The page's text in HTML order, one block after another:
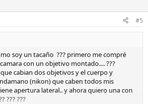
#5
soy un tacaño ??? primero me compré
con un objetivo montado.... ???
cabian dos objetivos y el cuerpo y
(nikon) que caben todos mis
apertura lateral.. y ahora quiero una con
??? ???